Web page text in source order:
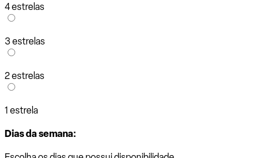
4 estrelas
3 estrelas
2 estrelas
1 estrela
Dias da semana: